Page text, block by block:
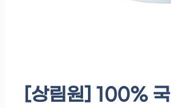
[상림원] 100% 국